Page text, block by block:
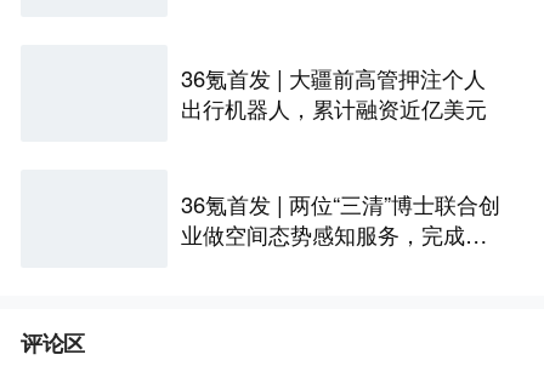
36氪首发 | 大疆前高管押注个人
出行机器人，累计融资近亿美元
36氪首发 | 两位“三清”博士联合创
业做空间态势感知服务，完成数
评论区